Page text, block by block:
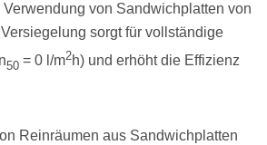
von Sandwichplatten von
sorgt für vollständige
50 = 0 l/m2h) und erhöht die Effizienz
Reinräumen aus Sandwichplatten